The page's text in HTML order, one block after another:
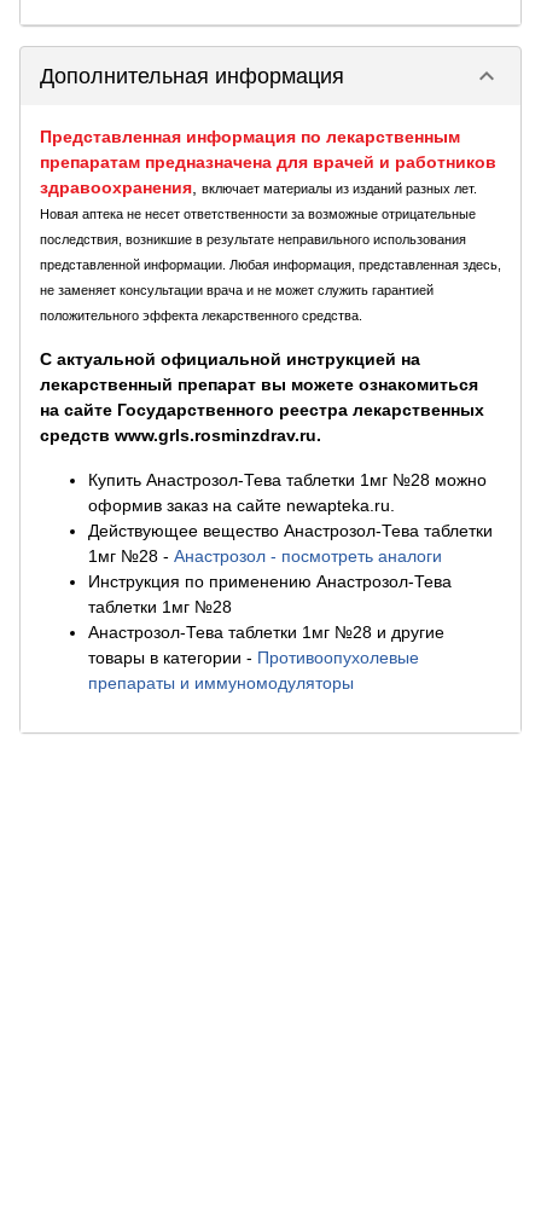
Дополнительная информация keyboard_arrow_down
Представленная информация по лекарственным
препаратам предназначена для врачей и работников
здравоохранения
включает материалы из изданий разных лет.
Новая аптека не несет ответственности за возможные отрицательные
последствия, возникшие в результате неправильного использования
представленной информации. Любая информация, представленная здесь,
не заменяет консультации врача и не может служить гарантией
положительного эффекта лекарственного средства.
С актуальной официальной инструкцией на
лекарственный препарат вы можете ознакомиться
на сайте Государственного реестра лекарственных
средств www.grls.rosminzdrav.ru.
Купить Анастрозол-Тева таблетки 1мг №28 можно
оформив заказ на сайте newapteka.ru.
Действующее вещество Анастрозол-Тева таблетки
1мг №28 - Анастрозол - посмотреть аналоги
Инструкция по применению Анастрозол-Тева
таблетки 1мг №28
Анастрозол-Тева таблетки 1мг №28 и другие
товары в категории - Противоопухолевые
препараты и иммуномодуляторы